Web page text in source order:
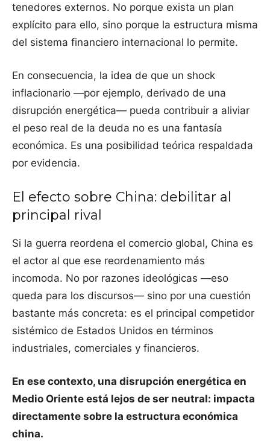
tenedores externos. No porque exista un plan
explícito para ello, sino porque la estructura misma
del sistema financiero internacional lo permite.
En consecuencia, la idea de que un shock
inflacionario —por ejemplo, derivado de una
disrupción energética— pueda contribuir a aliviar
el peso real de la deuda no es una fantasía
económica. Es una posibilidad teórica respaldada
por evidencia.
El efecto sobre China: debilitar al
principal rival
Si la guerra reordena el comercio global, China es
el actor al que ese reordenamiento más
incomoda. No por razones ideológicas —eso
queda para los discursos— sino por una cuestión
bastante más concreta: es el principal competidor
sistémico de Estados Unidos en términos
industriales, comerciales y financieros.
En ese contexto, una disrupción energética en
Medio Oriente está lejos de ser neutral: impacta
directamente sobre la estructura económica
china.